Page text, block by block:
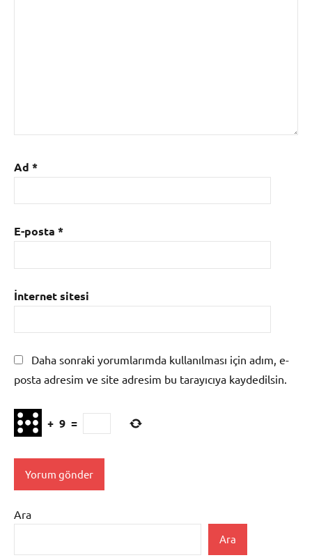
Ad *
E-posta *
İnternet sitesi
Daha sonraki yorumlarımda kullanılması için adım, e-
posta adresim ve site adresim bu tarayıcıya kaydedilsin.
+ 9 =
Ara
Ara